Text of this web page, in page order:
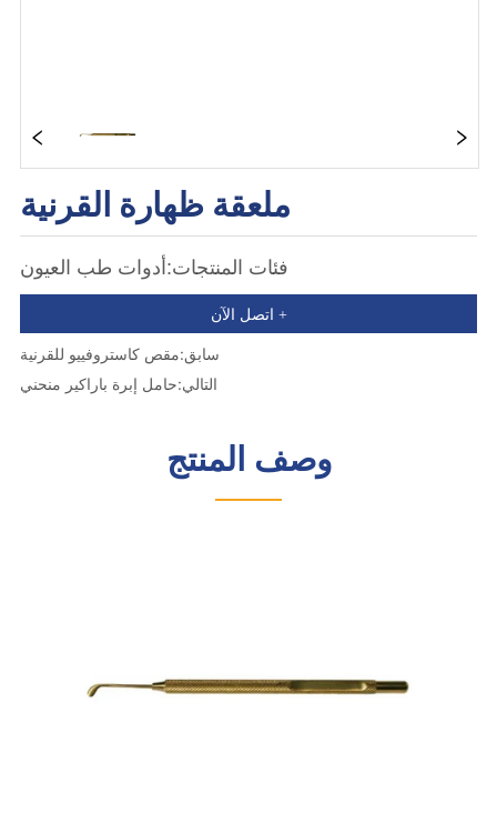
ملعقة ظهارة القرنية
فئات المنتجات:أدوات طب العيون
اتصل الآن +
سابق:مقص كاستروفييو للقرنية
التالي:حامل إبرة باراكير منحني
وصف المنتج